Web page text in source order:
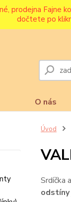
prodejna Fajne
dočtete po
O nás
Úvod
Srdíčka
odstíny